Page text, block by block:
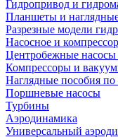
Гидропривод и
Планшеты и
Разрезные модели
Насосное и
Центробежные насосы
Компрессоры и
Наглядные пособия
Поршневые насосы
Турбины
Аэродинамика
Универсальный